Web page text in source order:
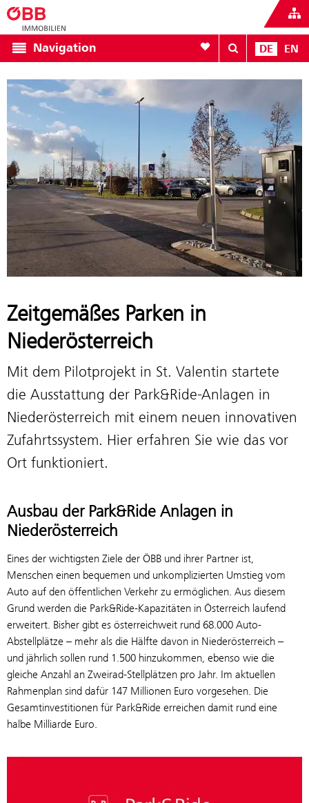
Navigation Zur Favoritenliste
DE EN
Zeitgemäßes Parken in
Niederösterreich
Mit dem Pilotprojekt in St. Valentin startete
die Ausstattung der Park&Ride-Anlagen in
Niederösterreich mit einem neuen innovativen
Zufahrtssystem. Hier erfahren Sie wie das vor
Ort funktioniert.
Ausbau der Park&Ride Anlagen in
Niederösterreich
Eines der wichtigsten Ziele der ÖBB und ihrer Partner ist,
Menschen einen bequemen und unkomplizierten Umstieg vom
Auto auf den öffentlichen Verkehr zu ermöglichen. Aus diesem
Grund werden die Park&Ride-Kapazitäten in Österreich laufend
erweitert. Bisher gibt es österreichweit rund 68.000 Auto-
Abstellplätze – mehr als die Hälfte davon in Niederösterreich –
und jährlich sollen rund 1.500 hinzukommen, ebenso wie die
gleiche Anzahl an Zweirad-Stellplätzen pro Jahr. Im aktuellen
Rahmenplan sind dafür 147 Millionen Euro vorgesehen. Die
Gesamtinvestitionen für Park&Ride erreichen damit rund eine
halbe Milliarde Euro.